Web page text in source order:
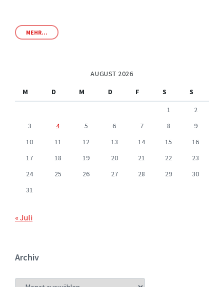
MEHR...
AUGUST 2026
M
D M D F S
S
1
2
3
4 5 6 7 8
9
10
11 12 13 14 15
16
17
18 19 20 21 22
23
24
25 26 27 28 29
30
31
« Juli
Archiv
ARCHIV